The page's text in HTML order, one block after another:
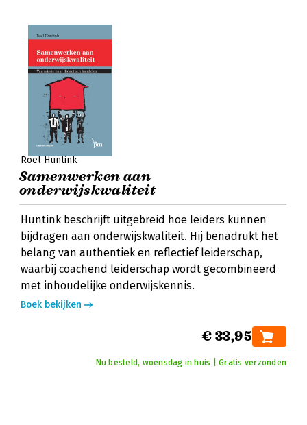
Roel Huntink
Samenwerken aan
onderwijskwaliteit
Huntink beschrijft uitgebreid hoe leiders kunnen
bijdragen aan onderwijskwaliteit. Hij benadrukt het
belang van authentiek en reflectief leiderschap,
waarbij coachend leiderschap wordt gecombineerd
met inhoudelijke onderwijskennis.
Boek bekijken
€ 33,95
Nu besteld, woensdag in huis | Gratis verzonden